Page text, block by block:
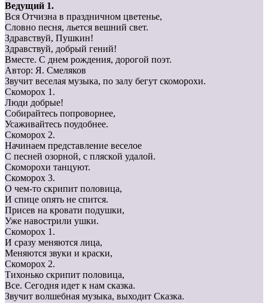
Ведущий 1.
Вся Отчизна в праздничном цветенье,
Словно песня, льется вешний свет.
Здравствуй, Пушкин!
Здравствуй, добрый гений!
Вместе. С днем рождения, дорогой поэт.
Автор: Я. Смеляков
Звучит веселая музыка, по залу бегут скоморохи.
Скоморох 1.
Люди добрые!
Собирайтесь попроворнее,
Усаживайтесь поудобнее.
Скоморох 2.
Начинаем представление веселое
С песней озорной, с пляской удалой.
Скоморохи танцуют.
Скоморох 3.
О чем-то скрипит половица,
И спице опять не спится.
Присев на кровати подушки,
Уже навострили ушки.
Скоморох 1.
И сразу меняются лица,
Меняются звуки и краски,
Скоморох 2.
Тихонько скрипит половица,
Все. Сегодня идет к нам сказка.
Звучит волшебная музыка, выходит Сказка.